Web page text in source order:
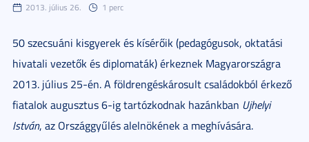
2013. július 26. 1 perc
50 szecsuáni kisgyerek és kísérőik (pedagógusok, oktatási
hivatali vezetők és diplomaták) érkeznek Magyarországra
2013. július 25-én. A földrengéskárosult családokból érkező
fiatalok augusztus 6-ig tartózkodnak hazánkban Ujhelyi
István, az Országgyűlés alelnökének a meghívására.